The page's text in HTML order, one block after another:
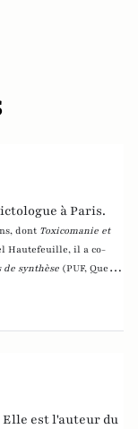
à Paris.
dont Toxicomanie et
Hautefeuille, il a co-
de synthèse (PUF, Que
est l'auteur du